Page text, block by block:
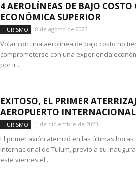
4 AEROLÍNEAS DE BAJO COSTO
ECONÓMICA SUPERIOR
TURISMO 8 de agosto de 2023
Volar con una aerolínea de bajo costo no
comprometerse con una experiencia
por ir...
EXITOSO, EL PRIMER
AEROPUERTO
TURISMO 1 de diciembre de 2023
El primer avión aterrizó en las últimas
Internacional de Tulum, previo a su
este viernes el...